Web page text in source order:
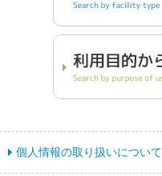
個人情報の取り扱いについて